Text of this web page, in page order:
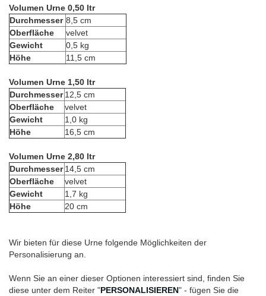
Volumen Urne 0,50 ltr
Durchmesser 8,5 cm
Oberfläche
velvet
Gewicht
0,5 kg
Höhe
11,5 cm
Volumen Urne 1,50 ltr
Durchmesser 12,5 cm
Oberfläche
velvet
Gewicht
1,0 kg
Höhe
16,5 cm
Volumen Urne 2,80 ltr
Durchmesser 14,5 cm
Oberfläche
velvet
Gewicht
1,7 kg
Höhe
20 cm
Wir bieten für diese Urne folgende Möglichkeiten der
Personalisierung an.
Wenn Sie an einer dieser Optionen interessiert sind, finden Sie
diese unter dem Reiter "PERSONALISIEREN" - fügen Sie die